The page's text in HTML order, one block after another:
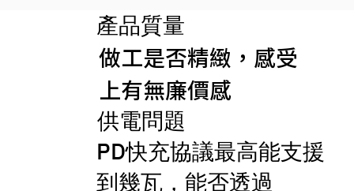
供電問題
PD快充協議最高能支援
到幾瓦，能否透過
產品質量
做工是否精緻， 感受
上有無廉價感